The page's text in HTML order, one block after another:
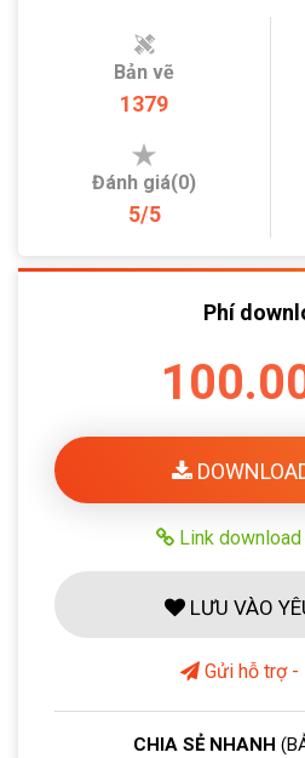
Bản vẽ
1379
Đánh giá(0)
5/5
Phí
Link
LƯU VÀO
Gửi hỗ trợ -
CHIA SẺ NHANH